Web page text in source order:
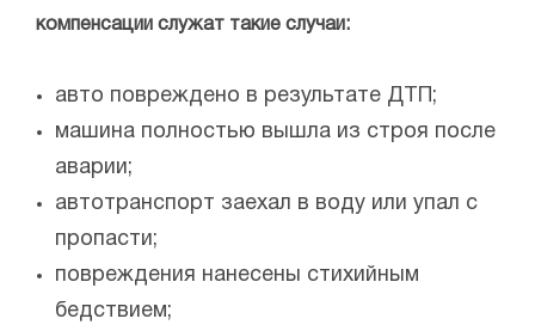
компенсации служат такие случаи:
авто повреждено в результате ДТП;
машина полностью вышла из строя после
аварии;
автотранспорт заехал в воду или упал с
пропасти;
повреждения нанесены стихийным
бедствием;